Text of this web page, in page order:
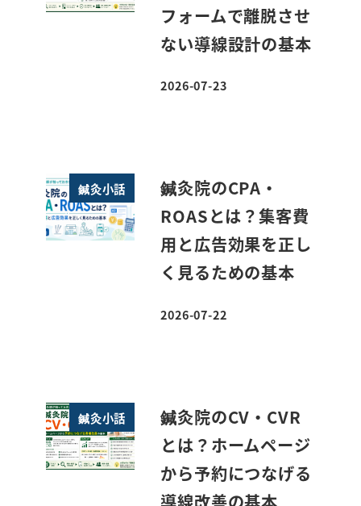
フォームで離脱させ
ない導線設計の基本
投稿日
2026-07-23
鍼灸小話
鍼灸院のCPA・
ROASとは？集客費
用と広告効果を正し
く見るための基本
投稿日
2026-07-22
鍼灸小話
鍼灸院のCV・CVR
とは？ホームページ
から予約につなげる